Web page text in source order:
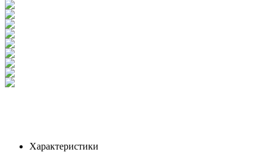
Характеристики